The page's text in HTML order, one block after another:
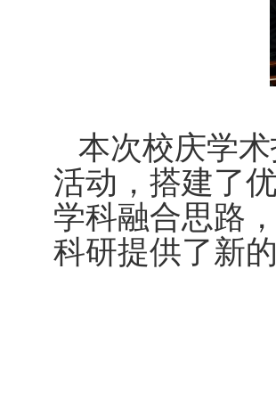
本次校庆学
活动，搭建了
学科融合思路
科研提供了新